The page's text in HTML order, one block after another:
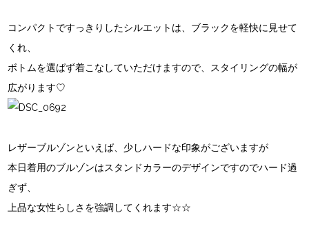
コンパクトですっきりしたシルエットは、ブラックを軽快に見せて
くれ、
ボトムを選ばず着こなしていただけますので、スタイリングの幅が
広がります♡
レザーブルゾンといえば、少しハードな印象がございますが
本日着用のブルゾンはスタンドカラーのデザインですのでハード過
ぎず、
上品な女性らしさを強調してくれます☆☆